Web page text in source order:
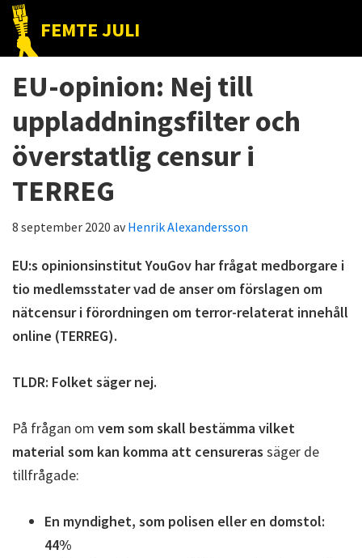
Hoppa
huvudnavigering
Hoppa
huvudinnehåll
Hoppa
det
primära
FEMTE JULI
Nätet
till
folket!
EU-opinion: Nej till
uppladdningsfilter och
överstatlig censur i
TERREG
8 september 2020 avHenrik Alexandersson
EU:s opinionsinstitut YouGov har frågat medborgare i
tio medlemsstater vad de anser om förslagen om
nätcensur i förordningen om terror-relaterat innehåll
online (TERREG).
TLDR: Folket säger nej.
På frågan om vem som skall bestämma vilket
material som kan komma att censureras säger de
tillfrågade:
En myndighet, som polisen eller en domstol:
44%